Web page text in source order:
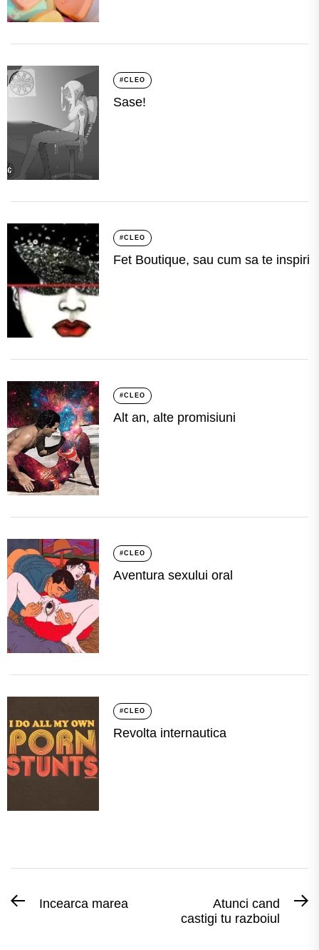
#CLEO
Sase!
#CLEO
Fet Boutique, sau cum sa te inspiri
#CLEO
Alt an, alte promisiuni
#CLEO
Aventura sexului oral
#CLEO
Revolta internautica
Post
PreviousIncearca marea
Atunci cand
castigi tu razboiul